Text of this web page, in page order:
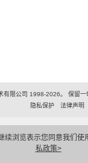
续浏览表示您同意我们使
私政策>
有限公司 1998-2026。 保留
隐私保护
法律声明